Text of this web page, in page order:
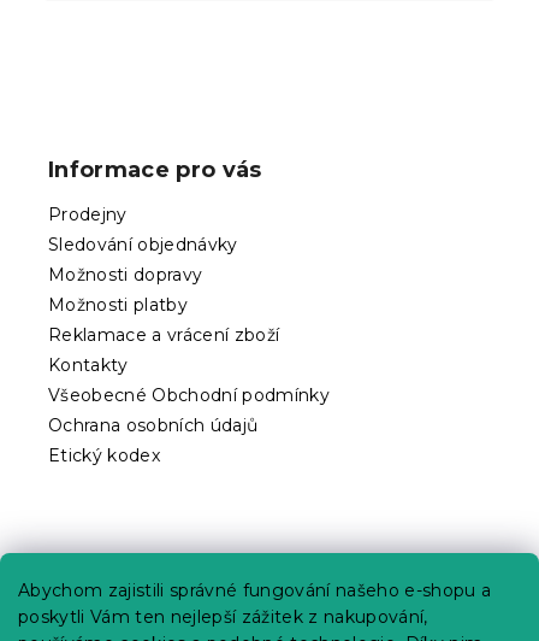
Abychom zajistili správné fungování našeho e-shopu a
poskytli Vám ten nejlepší zážitek z nakupování,
Informace pro vás
Prodejny
Sledování objednávky
Možnosti dopravy
Možnosti platby
Reklamace a vrácení zboží
Kontakty
Všeobecné Obchodní podmínky
Ochrana osobních údajů
Etický kodex
Kariéra